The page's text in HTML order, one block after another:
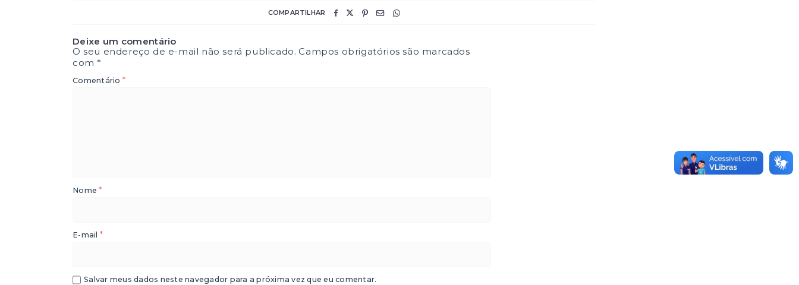
COMPARTILHAR
Deixe um comentário
O seu endereço de e-mail não será publicado. Campos obrigatórios são marcados
com*
Comentário *
Nome*
E-mail *
Salvar meus dados neste navegador para a próxima vez que eu comentar.